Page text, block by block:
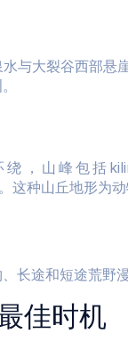
与大裂谷西部
，山峰包括
种山丘地形为动
长途和短途荒野
佳时机